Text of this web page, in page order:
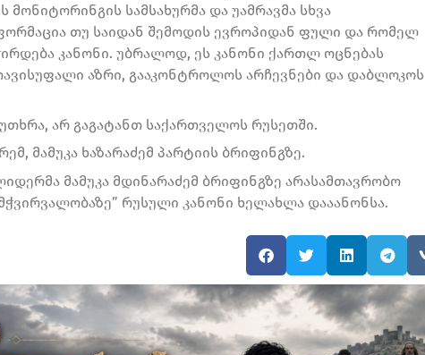
მონიტორინგის სამსახურმა და უამრავმა სხვა
თუ საიდან შემოდის ევროპიდან ფული და რომელ
კანონი. უბრალოდ, ეს კანონი ქართლ ოცნებას
აზრი, გააკონტროლოს არჩევნები და დაბლოკოს
არ გაგატანთ საქართველოს რუსეთში.
მამუკა ხაზარაძემ პარტიის ბრიფინგზე.
მამუკა მდინარაძემ ბრიფინგზე არასამთავრობო
რუსული კანონი ხელახლა დააანონსა.